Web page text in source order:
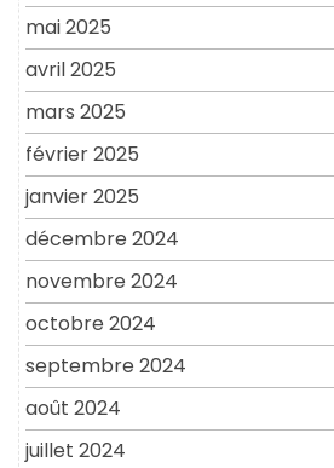
mai 2025
avril 2025
mars 2025
février 2025
janvier 2025
décembre 2024
novembre 2024
octobre 2024
septembre 2024
août 2024
juillet 2024